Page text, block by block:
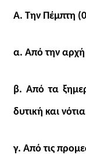
Α. Την Πέμπτη
α. Από την αρχή
β. Από τα
δυτική και
γ. Από τις